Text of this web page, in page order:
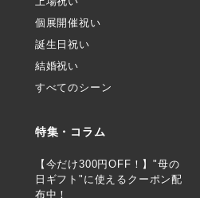
個展開催祝い
誕生日祝い
結婚祝い
すべてのシーン
特集・コラム
【今だけ300円OFF！】"母の
日ギフト"に使えるクーポン配
布中！